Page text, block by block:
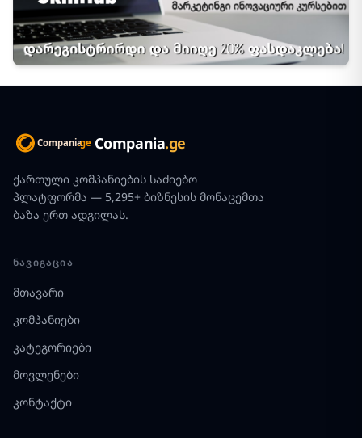
Compania.ge
ქართული კომპანიების საძიებო
პლატფორმა — 5,295+ ბიზნესის მონაცემთა
ბაზა ერთ ადგილას.
ᲜᲐᲕᲘᲒᲐᲪᲘᲐ
მთავარი
კომპანიები
კატეგორიები
მოვლენები
კონტაქტი